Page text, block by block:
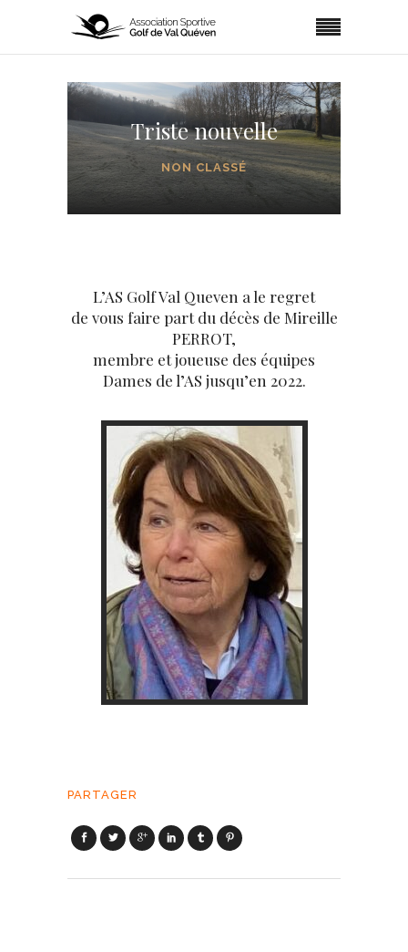
Triste nouvelle
NON CLASSÉ
L’AS Golf Val Queven a le regret
de vous faire part du décès de Mireille
PERROT,
membre et joueuse des équipes
Dames de l’AS jusqu’en 2022.
PARTAGER